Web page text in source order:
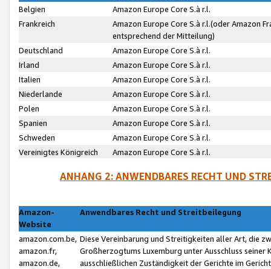
Belgien
Amazon Europe Core S.à r.l.
Frankreich
Amazon Europe Core S.à r.l.(oder Amazon
entsprechend der Mitteilung)
Deutschland
Amazon Europe Core S.à r.l.
Irland
Amazon Europe Core S.à r.l.
Italien
Amazon Europe Core S.à r.l.
Niederlande
Amazon Europe Core S.à r.l.
Polen
Amazon Europe Core S.à r.l.
Spanien
Amazon Europe Core S.à r.l.
Schweden
Amazon Europe Core S.à r.l.
Vereinigtes Königreich
Amazon Europe Core S.à r.l.
ANHANG 2: ANWENDBARES RECHT UND
Amazon-
Website
Anwendbares Recht und Streitbeilegung
amazon.com.be,
amazon.fr,
amazon.de,
Diese Vereinbarung und Streitigkeiten aller Art, die
Großherzogtums Luxemburg unter Ausschluss
ausschließlichen Zuständigkeit der Gerichte im